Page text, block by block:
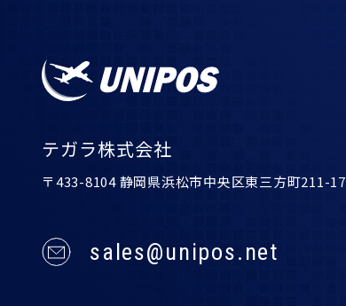
テガラ株式会社
〒433-8104 静岡県浜松市中央区東三方町211-17
sales@unipos.net